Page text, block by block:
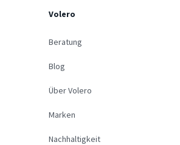
Volero
Beratung
Blog
Über Volero
Marken
Nachhaltigkeit